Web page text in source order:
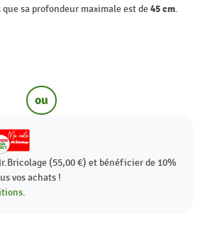
que sa profondeur maximale est de45 cm.
ou
(55,00 €) et bénéficier de 10%
vos achats !